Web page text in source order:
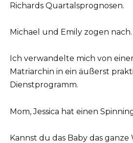
Richards Quartalsprognosen.
Michael und Emily zogen nach.
Ich verwandelte mich von
Matriarchin in ein äußerst
Dienstprogramm.
Mom, Jessica hat einen
Kannst du das Baby das